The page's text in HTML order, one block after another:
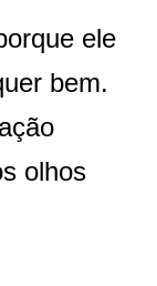
ele
bem.
olhos